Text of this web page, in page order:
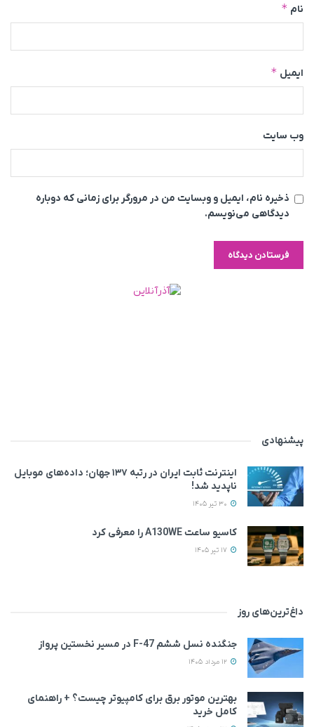
نام *
ایمیل *
وب‌ سایت
ذخیره نام، ایمیل و وبسایت من در مرورگر برای زمانی که دوباره
دیدگاهی می‌نویسم.
پیشنهادی
اینترنت ثابت ایران در رتبه ۱۳۷ جهان؛ داده‌های موبایل
ناپدید شد!
کاسیو ساعت A130WE را معرفی کرد
داغ‌ترین‌های روز
جنگنده نسل ششم F-47 در مسیر نخستین پرواز
بهترین موتور برق برای کامپیوتر چیست؟ + راهنمای
کامل خرید